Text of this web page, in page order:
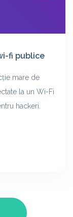
fi publice
mare de
la un Wi-Fi
hackeri.